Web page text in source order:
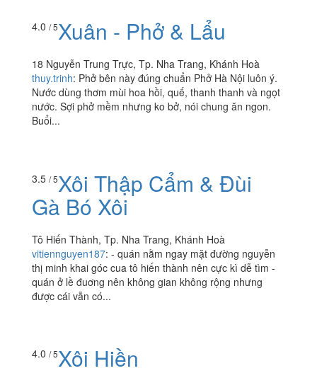
4.0 / 5Xuân - Phở & Lẩu
18 Nguyễn Trung Trực, Tp. Nha Trang, Khánh Hoà
thuy.trinh: Phở bên này đúng chuẩn Phở Hà Nội luôn ý.
Nước dùng thơm mùi hoa hồi, quế, thanh thanh và ngọt
nước. Sợi phở mềm nhưng ko bở, nói chung ăn ngon.
Buổi...
3.5 / 5Xôi Thập Cẩm & Đùi
Gà Bó Xôi
Tô Hiến Thành, Tp. Nha Trang, Khánh Hoà
vitiennguyen187: - quán nằm ngay mặt đường nguyễn
thị minh khai góc cua tô hiến thành nên cực kì dễ tìm -
quán ở lề đuơng nên không gian không rộng nhưng
được cái vẫn có...
4.0 / 5Xôi Hiền